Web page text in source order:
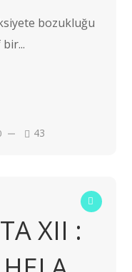
bozukluğu
43
XII :